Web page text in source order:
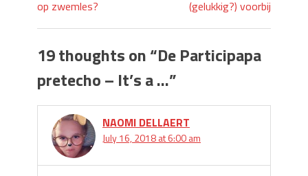
op zwemles?
(gelukkig?) voorbij
19 thoughts on “De Participapa
pretecho – It’s a …”
NAOMI DELLAERT
July 16, 2018 at 6:00 am